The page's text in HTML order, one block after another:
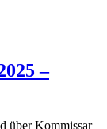
–
über Kommissar